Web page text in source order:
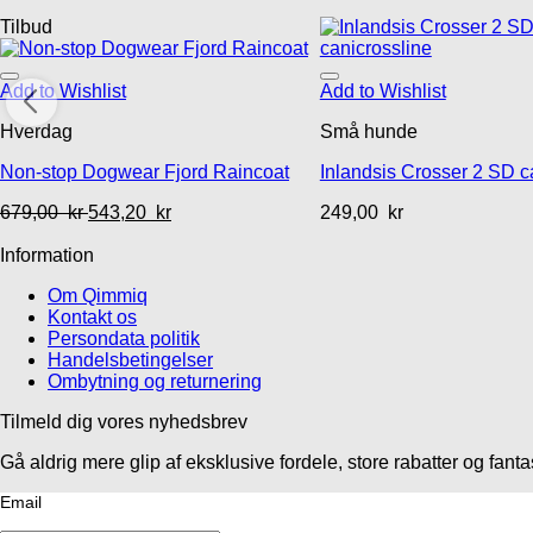
Tilbud
Add to Wishlist
Hverdag
Non-stop Dogwear Fjord Raincoat
679,00kr 543,20 kr
Add to Wishlist
Små hunde
Inlandsis Crosser 2 SD
249,00 kr
Information
Om Qimmiq
Kontakt os
Persondata politik
Handelsbetingelser
Ombytning og returnering
Tilmeld dig vores nyhedsbrev
Gå aldrig mere glip af eksklusive fordele, store rabatter og
Email